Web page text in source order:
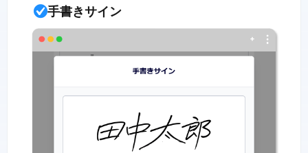
手書きサイン